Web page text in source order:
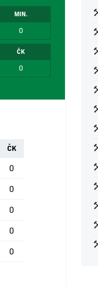
MIN.
0
ČK
0
ČK
0
0
0
0
0